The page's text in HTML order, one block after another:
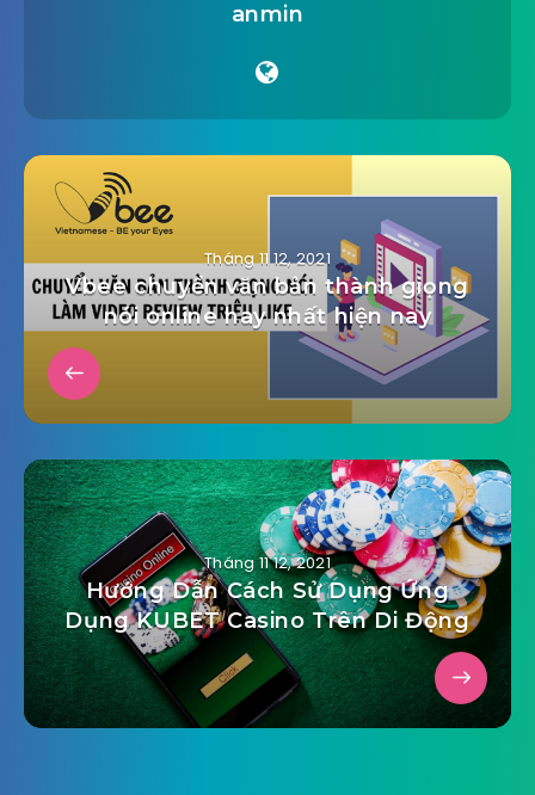
anmin
Tháng 11 12, 2021
Vbee chuyển văn bản thành giọng
nói online hay nhất hiện nay
Tháng 11 12, 2021
Hướng Dẫn Cách Sử Dụng Ứng
Dụng KUBET Casino Trên Di Động